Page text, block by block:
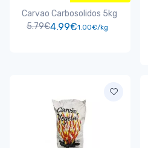
Carvao Carbosolidos 5kg
5.79€4.99€1.00€/kg